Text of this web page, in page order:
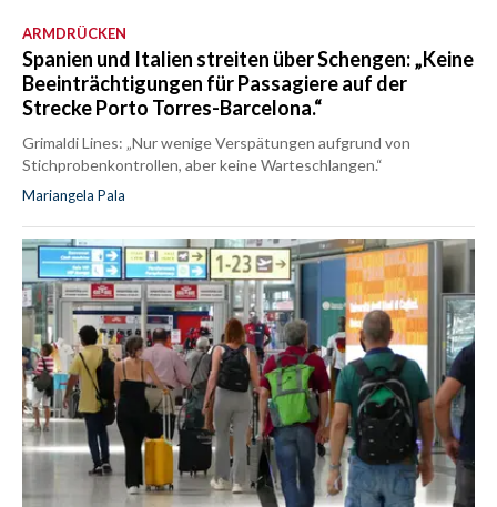
ARMDRÜCKEN
Spanien und Italien streiten über Schengen: „Keine
Beeinträchtigungen für Passagiere auf der
Strecke Porto Torres-Barcelona.“
Grimaldi Lines: „Nur wenige Verspätungen aufgrund von
Stichprobenkontrollen, aber keine Warteschlangen.“
Mariangela Pala